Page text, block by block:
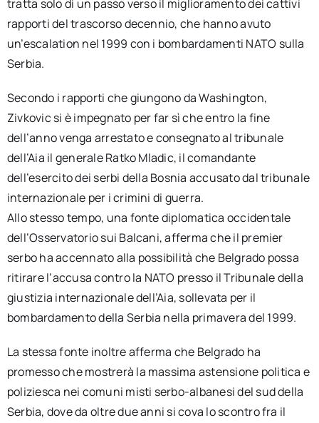
tratta solo di un passo verso il miglioramento dei cattivi
rapporti del trascorso decennio, che hanno avuto
un’escalation nel 1999 con i bombardamenti NATO sulla
Serbia.
Secondo i rapporti che giungono da Washington,
Zivkovic si è impegnato per far sì che entro la fine
dell’anno venga arrestato e consegnato al tribunale
dell’Aia il generale Ratko Mladic, il comandante
dell’esercito dei serbi della Bosnia accusato dal tribunale
internazionale per i crimini di guerra.
Allo stesso tempo, una fonte diplomatica occidentale
dell’Osservatorio sui Balcani, afferma che il premier
serbo ha accennato alla possibilità che Belgrado possa
ritirare l’accusa contro la NATO presso il Tribunale della
giustizia internazionale dell’Aia, sollevata per il
bombardamento della Serbia nella primavera del 1999.
La stessa fonte inoltre afferma che Belgrado ha
promesso che mostrerà la massima astensione politica e
poliziesca nei comuni misti serbo-albanesi del sud della
Serbia, dove da oltre due anni si cova lo scontro fra il